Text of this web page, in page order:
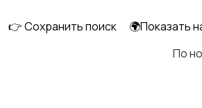
С/х
👉 Сохранить поиск
🌍Показать
По